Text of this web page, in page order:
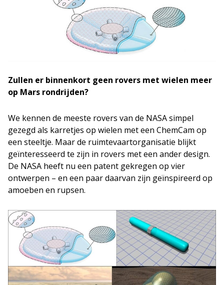
Zullen er binnenkort geen rovers met wielen meer
op Mars rondrijden?
We kennen de meeste rovers van de NASA simpel
gezegd als karretjes op wielen met een ChemCam op
een steeltje. Maar de ruimtevaartorganisatie blijkt
geïnteresseerd te zijn in rovers met een ander design.
De NASA heeft nu een patent gekregen op vier
ontwerpen – en een paar daarvan zijn geïnspireerd op
amoeben en rupsen.